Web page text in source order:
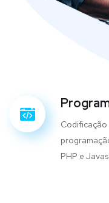
Codificação
PHP e